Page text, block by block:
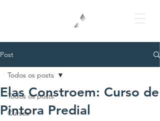
Post
Todos os posts
Cursos
Todos os posts
Elas Constroem: Curso de
Pintora Predial